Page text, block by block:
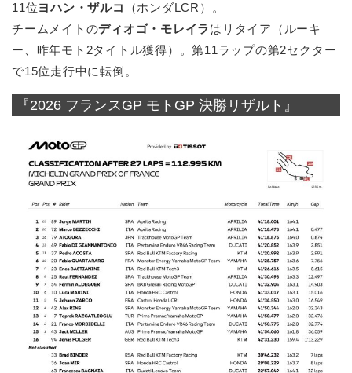
11位ヨハン・ザルコ
（ホンダLCR）。
チームメイトのディオゴ・モレイラはリタイア（ルーキ
ー、昨年モト2タイトル獲得）。第11ラップの第2セクター
で15位走行中に転倒。
『2026 フランスGP モトGP 決勝リザルト』